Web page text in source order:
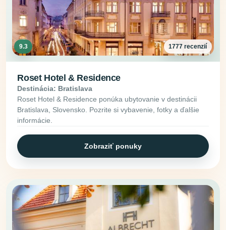
9.3 1777 recenzií
Roset Hotel & Residence
Destinácia: Bratislava
Roset Hotel & Residence ponúka ubytovanie v destinácii
Bratislava, Slovensko. Pozrite si vybavenie, fotky a ďalšie
informácie.
Zobraziť ponuky